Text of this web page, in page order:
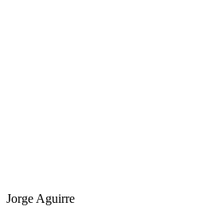
Jorge Aguirre